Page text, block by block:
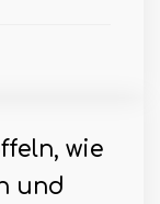
wie
und